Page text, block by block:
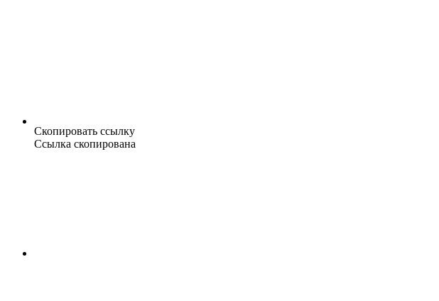
Скопировать ссылку
Ссылка скопирована